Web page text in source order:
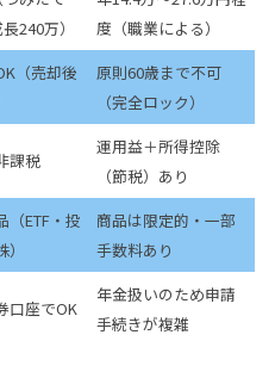
240万）
度（職業による）
（売却後
原則60歳まで不可
（完全ロック）
課税
運用益＋所得控除
（節税）あり
（ETF・投
商品は限定的・一部
手数料あり
口座でOK
年金扱いのため申請
手続きが複雑